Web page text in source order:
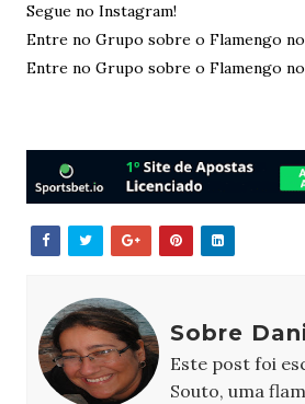
Segue no Instagram!
Entre no Grupo sobre o Flamengo
Entre no Grupo sobre o Flamengo
Sobre
Este post foi
Souto, uma